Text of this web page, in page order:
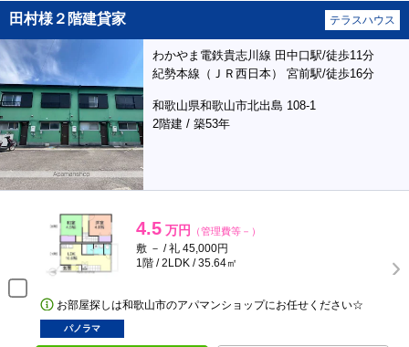
田村様２階建貸家 テラスハウス
わかやま電鉄貴志川線 田中口駅/徒歩11分
紀勢本線（ＪＲ西日本） 宮前駅/徒歩16分
和歌山県和歌山市北出島 108-1
2階建 / 築53年
4.5 万円 （管理費等－）
敷 － / 礼 45,000円
1階 / 2LDK / 35.64㎡
お部屋探しは和歌山市のアパマンショップにお任せください☆
パノラマ